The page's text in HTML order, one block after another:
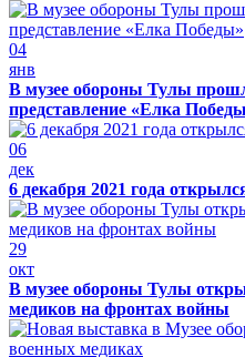
04
янв
В музее обороны Тулы
представление «Елка
06
дек
6 декабря 2021 года
29
окт
В музее обороны Тулы
медиков на фронтах войны